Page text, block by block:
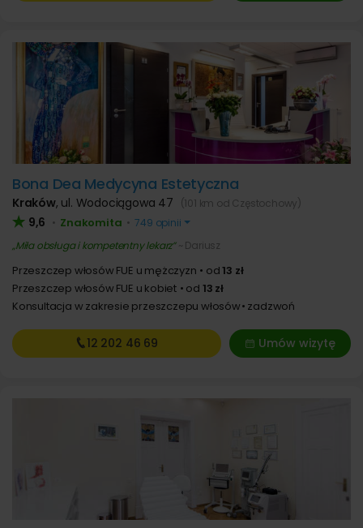
Bona Dea Medycyna Estetyczna
Kraków, ul. Wodociągowa 47 (101 km od Częstochowy)
9,6 • Znakomita • 749 opinii
Miła obsługa i kompetentny lekarz ~ Dariusz
Przeszczep włosów FUE u mężczyzn od13 zł
Przeszczep włosów FUE u kobiet
od 13 zł
Konsultacja w zakresie przeszczepu włosów zadzwoń
Umów wizytę
12 202 46 69